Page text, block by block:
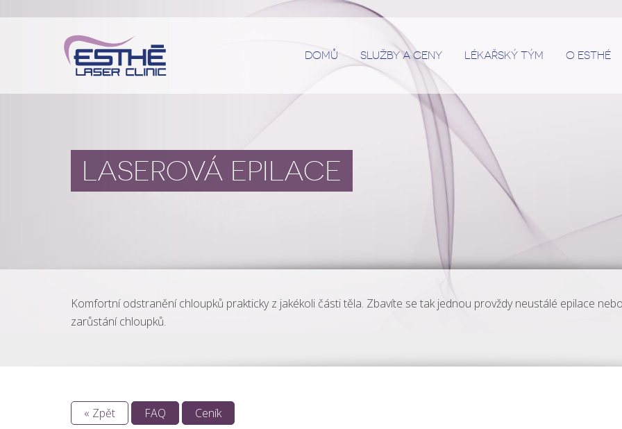
LASEROVÁ EPILACE
Komfortní odstranění chloupků prakticky z jakékoli části těla. Zbavíte se tak jednou provždy neustálé epilace
zarůstání chloupků.
« Zpět FAQ Ceník
DOMŮ SLUŽBY A CENY LÉKAŘSKÝ TÝM O ESTHÉ